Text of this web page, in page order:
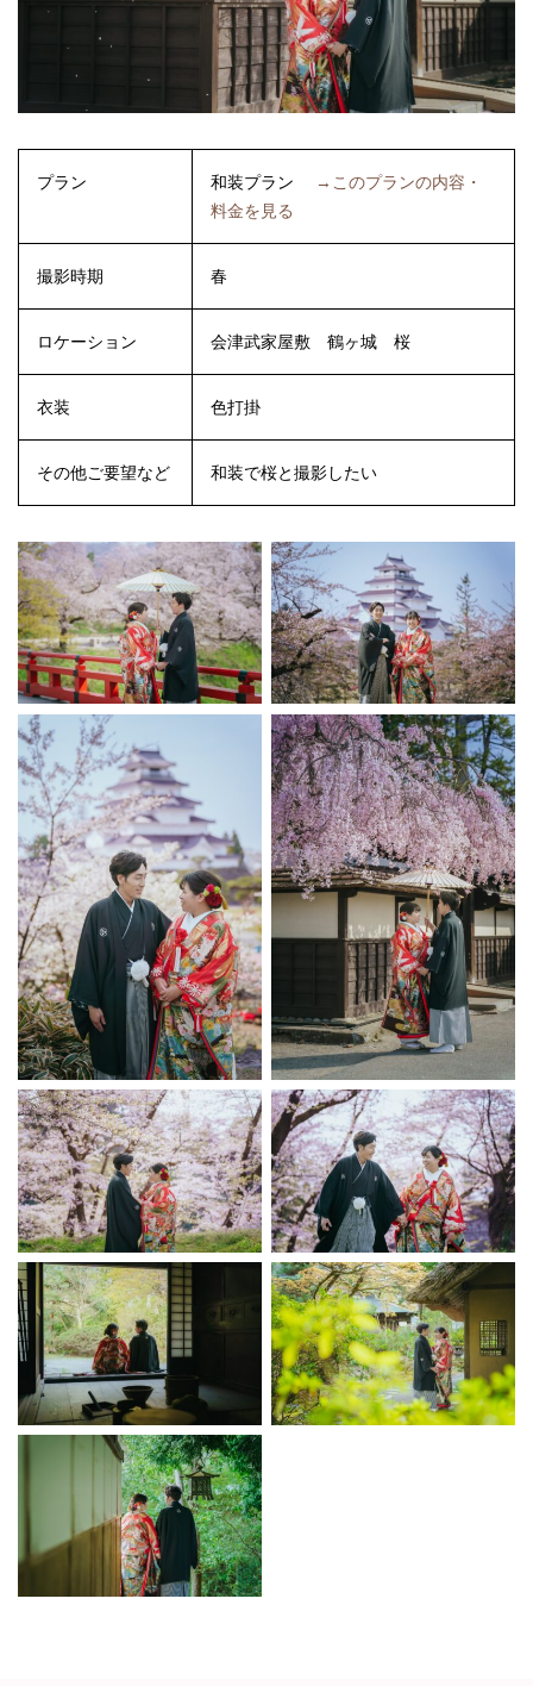
プラン 和装プラン
→このプランの内容・
料金を見る
撮影時期 春
ロケーション 会津武家屋敷 鶴ヶ城 桜
衣装 色打掛
その他ご要望など 和装で桜と撮影したい